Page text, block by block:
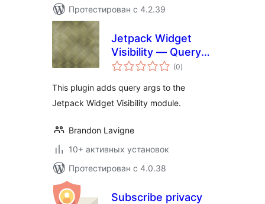
Протестирован с 4.2.39
Jetpack Widget
Visibility — Query
Args
(0общий
рейтинг
)
This plugin adds query args to the
Jetpack Widget Visibility module.
Brandon Lavigne
10+ активных установок
Протестирован с 4.0.38
Subscribe privacy